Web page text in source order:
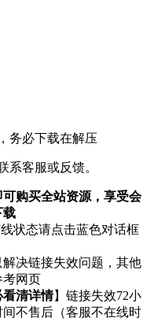
务必下载在解压
系客服或反馈。
可购买全站资源，享受会
载
线状态请点击蓝色对话框
解决链接失效问题，其他
网页
看清详情】链接失效72小
不售后（客服不在线时